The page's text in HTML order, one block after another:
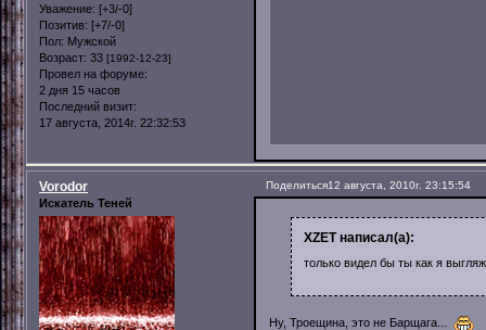
Уважение: [+3/-0]
Позитив: [+7/-0]
Пол: Мужской
Возраст: 33 [1992-12-23]
Провел на форуме:
2 дня 15 часов
Последний визит:
17 августа, 2014г. 22:32:53
Поделиться12 августа, 2010г. 23:15:54
Vorodor
Искатель Теней
XZET написал(а):
только видел бы ты как я
Ну, Троещина, это не Барщага...